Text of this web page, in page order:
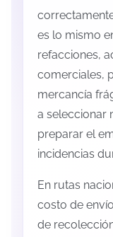
es lo mismo
refacciones,
comerciales,
mercancía
a seleccionar
preparar el
incidencias
En rutas
costo de
de